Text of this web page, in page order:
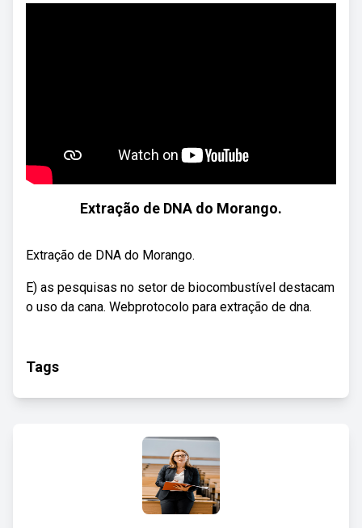
Extração de DNA do Morango.
Extração de DNA do Morango.
E) as pesquisas no setor de biocombustível destacam
o uso da cana. Webprotocolo para extração de dna.
Tags